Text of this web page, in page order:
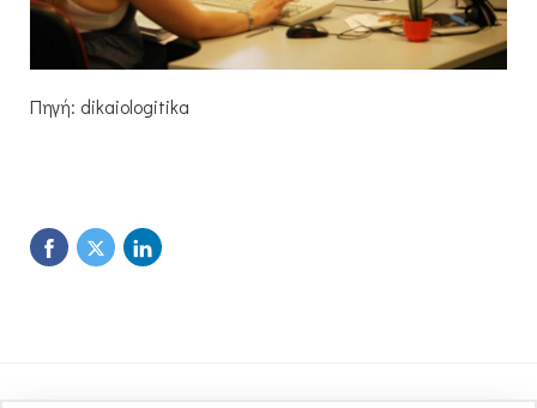
Πηγή: dikaiologitika